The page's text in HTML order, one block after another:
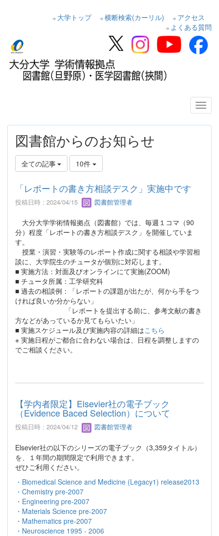
大学トップ 横断検索(カーリル)
アクセス
よくある質問
図書館からのお知らせ
全ての記事 10件
「レポートの書き方相談デスク」実施中です
投稿日時 : 2024/04/15 図書館管理者
大分大学学術情報拠点（図書館）では、毎週１コマ（90
分）程度「レポートの書き方相談デスク」を開催していま
す。
授業・演習・実験等のレポート作成に関する相談や学習相
談に、大学院生のチュータが個別に対応します。
■ 実施方法：対面及びオンラインにて実施(ZOOM)
■ チュータ所属：工学研究科
■ 過去の相談例：「レポートの課題が出たが、何から手をつ
ければ良いか分からない」
「レポートを提出する前に、参考文献の書き
方などがあっているか見てもらいたい」
■ 実施スケジュール及び実施内容の詳細はこちら
※ 実施日程がご都合に合わない場合は、日程を調整しますの
でご相談ください。
【学内者限定】Elsevier社の電子ブック
（Evidence Baced Selection）について
投稿日時 : 2024/04/12 図書館管理者
Elsevier社の以下のシリーズの電子ブック（3,359タイトル）
を、１年間の期間限定で利用できます。
ぜひご利用ください。
・Biomedical Science and Medicine (Legacy1) release2013
・Chemistry pre-2007
・Engineering pre-2007
・Materials Science pre-2007
・Mathematics pre-2007
・Neuroscience 1995 - 2006